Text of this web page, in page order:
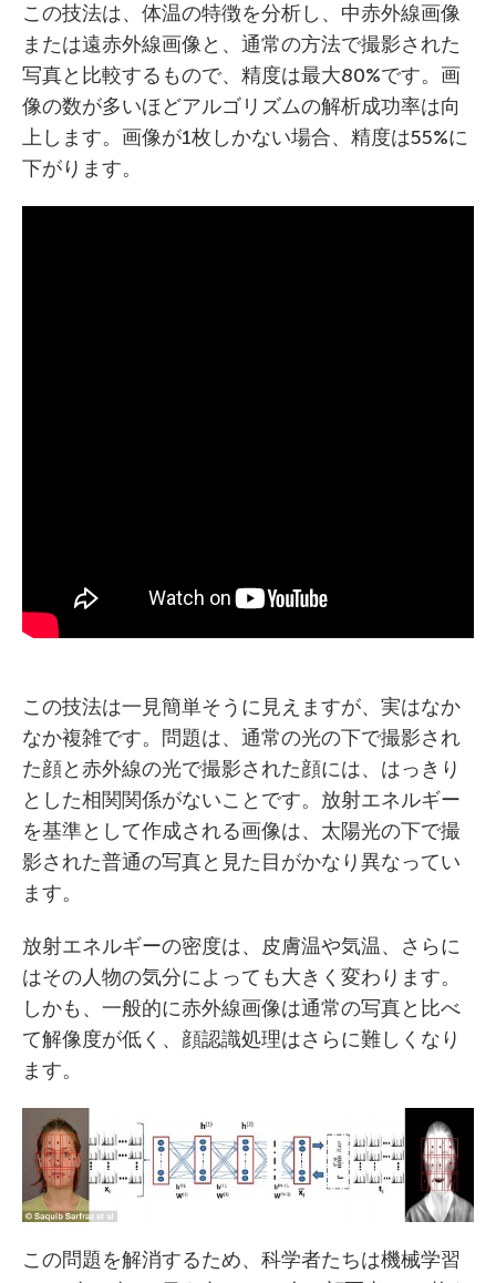
この技法は、体温の特徴を分析し、中赤外線画像
または遠赤外線画像と、通常の方法で撮影された
写真と比較するもので、精度は最大80%です。画
像の数が多いほどアルゴリズムの解析成功率は向
上します。画像が1枚しかない場合、精度は55%に
下がります。
この技法は一見簡単そうに見えますが、実はなか
なか複雑です。問題は、通常の光の下で撮影され
た顔と赤外線の光で撮影された顔には、はっきり
とした相関関係がないことです。放射エネルギー
を基準として作成される画像は、太陽光の下で撮
影された普通の写真と見た目がかなり異なってい
ます。
放射エネルギーの密度は、皮膚温や気温、さらに
はその人物の気分によっても大きく変わります。
しかも、一般的に赤外線画像は通常の写真と比べ
て解像度が低く、顔認識処理はさらに難しくなり
ます。
この問題を解消するため、科学者たちは機械学習